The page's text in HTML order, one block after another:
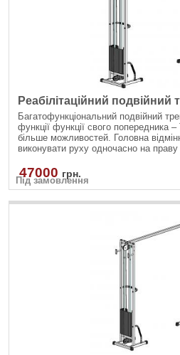
Реабілітаційний подвійний
Багатофункціональний подвійний
функції функції свого попередника
більше можливостей. Головна
виконувати руху одночасно на
зведення рук з верхнього і нижнього
одночасне згинання рук на біцепс і
47000 грн.
Під замовлення